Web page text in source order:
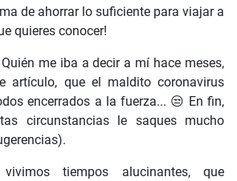
de ahorrar lo suficiente para viajar a
quieres conocer!
me iba a decir a mí hace meses,
artículo, que el maldito coronavirus
encerrados a la fuerza... 😒 En fin,
circunstancias le saques mucho
vivimos tiempos alucinantes, que